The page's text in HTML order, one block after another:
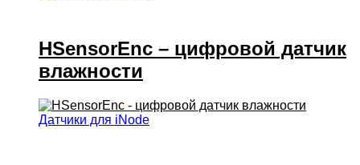
HSensorEnc – цифровой датчик
влажности
Датчики для iNode